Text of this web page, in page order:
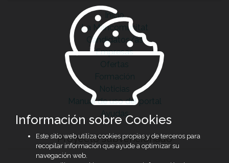
Inicio
La Mancomunitat
Candidatos/as
Empresas
Ofertas
Formación
Noticias
Manual de uso del portal
Ayudas
Proyecto subvencionado
Información sobre Cookies
Este sitio web utiliza cookies propias y de terceros para
recopilar información que ayude a optimizar su
navegación web.